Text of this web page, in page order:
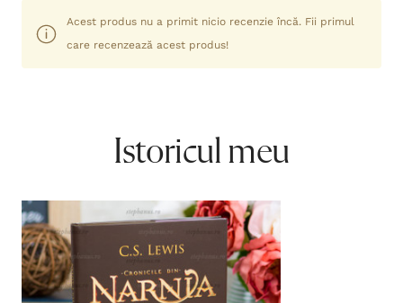
Acest produs nu a primit nicio recenzie încă. Fii primul
care recenzează acest produs!
Istoricul meu